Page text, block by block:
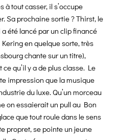
tout casser, il s’occupe
Sa prochaine sortie ? Thirst, le
été lancé par un clip financé
en quelque sorte, très
chante sur un titre),
qu’il y a de plus classe. Le
impression que la musique
du luxe. Qu’un morceau
on essaierait un pull au Bon
que tout roule dans le sens
propret, se pointe un jeune